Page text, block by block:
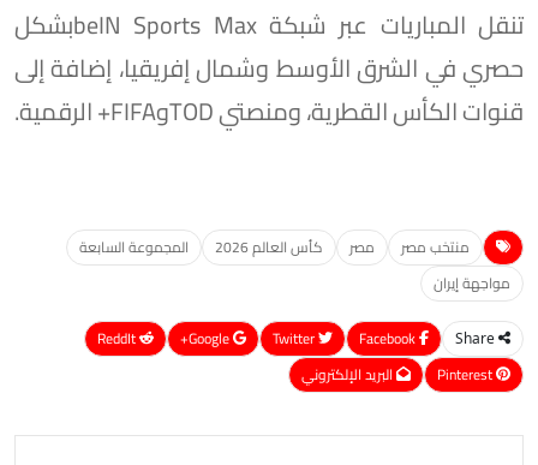
تنقل المباريات عبر شبكة beIN Sports Maxبشكل
حصري في الشرق الأوسط وشمال إفريقيا، إضافة إلى
قنوات الكأس القطرية، ومنصتي TODوFIFA+ الرقمية.
منتخب مصر مصر كأس العالم 2026
المجموعة السابعة
مواجهة إيران
Share
Google+
ReddIt
Pinterest
البريد الإلكتروني